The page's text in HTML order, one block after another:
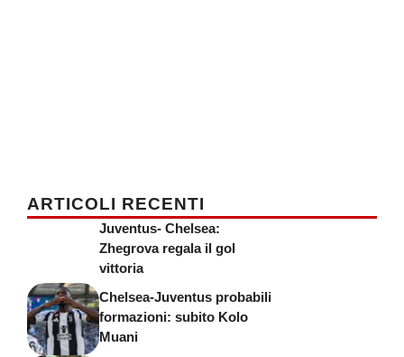
ARTICOLI RECENTI
Juventus- Chelsea:
Zhegrova regala il gol
vittoria
Chelsea-Juventus probabili
formazioni: subito Kolo
Muani